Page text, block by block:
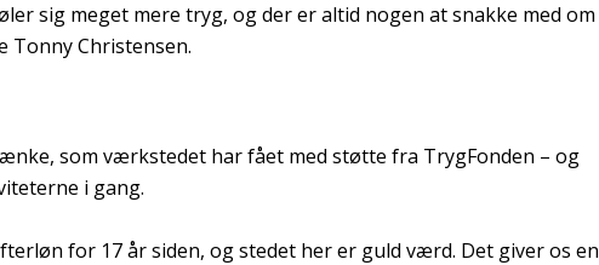
sig meget mere tryg, og der er altid nogen at snakke med om
Christensen.
som værkstedet har fået med støtte fra TrygFonden – og
i gang.
for 17 år siden, og stedet her er guld værd. Det giver os en